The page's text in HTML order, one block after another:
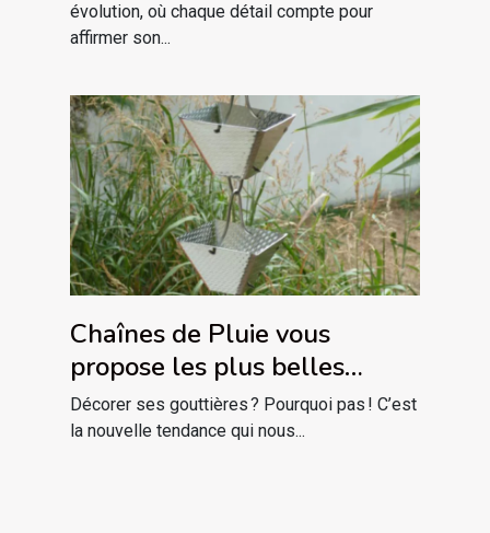
évolution, où chaque détail compte pour
affirmer son...
Chaînes de Pluie vous
propose les plus belles
descentes de gouttière
décoratives !
Décorer ses gouttières ? Pourquoi pas ! C’est
la nouvelle tendance qui nous...